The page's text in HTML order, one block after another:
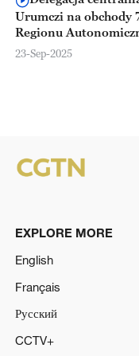
Urumczi na obchody
Regionu
23-Sep-2025
EXPLORE MORE
English
Français
Русский
CCTV+